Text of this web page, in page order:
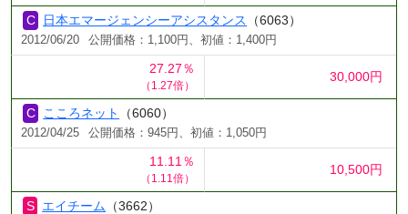
日本エマージェンシーアシスタンス （6063）
2012/06/20 公開価格：1,100円、初値：1,400円
27.27％
（1.27倍）
30,000円
こころネット （6060）
2012/04/25 公開価格：945円、初値：1,050円
11.11％
（1.11倍）
10,500円
エイチーム （3662）